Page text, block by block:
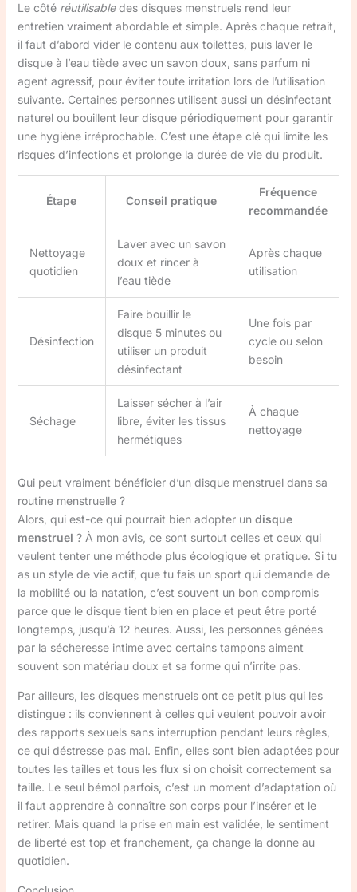
Le côté réutilisabledes disques menstruels rend leur
entretien vraiment abordable et simple. Après chaque retrait,
il faut d’abord vider le contenu aux toilettes, puis laver le
disque à l’eau tiède avec un savon doux, sans parfum ni
agent agressif, pour éviter toute irritation lors de l’utilisation
suivante. Certaines personnes utilisent aussi un désinfectant
naturel ou bouillent leur disque périodiquement pour garantir
une hygiène irréprochable. C’est une étape clé qui limite les
risques d’infections et prolonge la durée de vie du produit.
Étape Conseil pratique
Fréquence
recommandée
Nettoyage
quotidien
Laver avec un savon
doux et rincer à
l’eau tiède
Après chaque
utilisation
Désinfection
Faire bouillir le
disque 5 minutes ou
utiliser un produit
désinfectant
Une fois par
cycle ou selon
besoin
Séchage
Laisser sécher à l’air
libre, éviter les tissus
hermétiques
À chaque
nettoyage
Qui peut vraiment bénéficier d’un disque menstruel dans sa
routine menstruelle ?
Alors, qui est-ce qui pourrait bien adopter un disque
menstruel ? À mon avis, ce sont surtout celles et ceux qui
veulent tenter une méthode plus écologique et pratique. Si tu
as un style de vie actif, que tu fais un sport qui demande de
la mobilité ou la natation, c’est souvent un bon compromis
parce que le disque tient bien en place et peut être porté
longtemps, jusqu’à 12 heures. Aussi, les personnes gênées
par la sécheresse intime avec certains tampons aiment
souvent son matériau doux et sa forme qui n’irrite pas.
Par ailleurs, les disques menstruels ont ce petit plus qui les
distingue : ils conviennent à celles qui veulent pouvoir avoir
des rapports sexuels sans interruption pendant leurs règles,
ce qui déstresse pas mal. Enfin, elles sont bien adaptées pour
toutes les tailles et tous les flux si on choisit correctement sa
taille. Le seul bémol parfois, c’est un moment d’adaptation où
il faut apprendre à connaître son corps pour l’insérer et le
retirer. Mais quand la prise en main est validée, le sentiment
de liberté est top et franchement, ça change la donne au
quotidien.